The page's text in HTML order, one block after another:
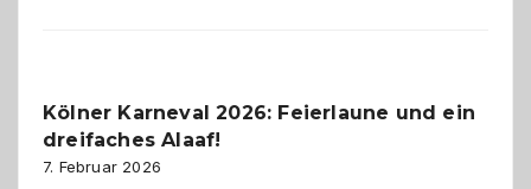
geworden
Kölner Karneval 2026: Feierlaune und ein
dreifaches Alaaf!
7. Februar 2026